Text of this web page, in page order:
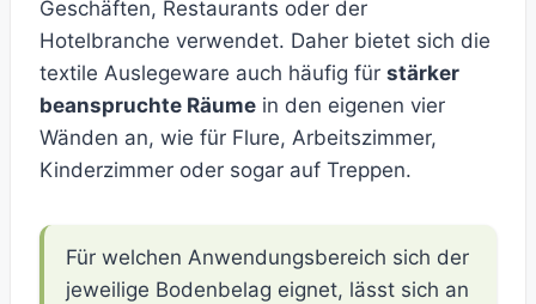
Geschäften, Restaurants oder der
Hotelbranche verwendet. Daher bietet sich die
textile Auslegeware auch häufig für stärker
beanspruchte Räume in den eigenen vier
Wänden an, wie für Flure, Arbeitszimmer,
Kinderzimmer oder sogar auf Treppen.
Für welchen Anwendungsbereich sich der
jeweilige Bodenbelag eignet, lässt sich an